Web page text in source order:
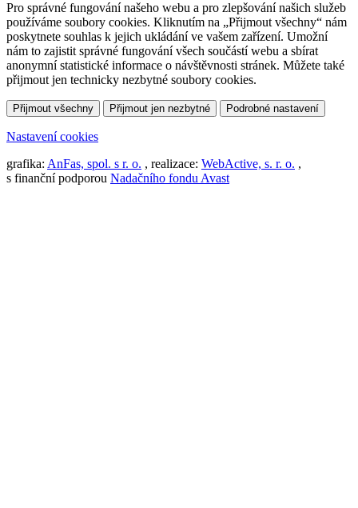
Pro správné fungování našeho webu a pro zlepšování našich služeb
používáme soubory cookies. Kliknutím na „Přijmout všechny“ nám
poskytnete souhlas k jejich ukládání ve vašem zařízení. Umožní
nám to zajistit správné fungování všech součástí webu a sbírat
anonymní statistické informace o návštěvnosti stránek. Můžete také
přijmout jen technicky nezbytné soubory cookies.
Přijmout všechny Přijmout jen nezbytné Podrobné nastavení
Nastavení cookies
grafika: AnFas, spol. s r. o. , realizace: WebActive, s. r. o. ,
s finanční podporou Nadačního fondu Avast